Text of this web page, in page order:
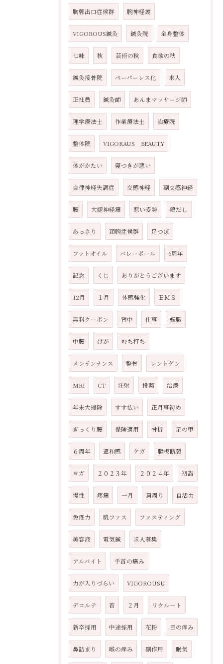
胸郭出口症候群 腕神経叢
VIGOROUS鍼灸 鍼灸院 全身整体
七味 秋 芸術の秋 食欲の秋
鍼灸接骨院 ペーパーレス化 求人
正社員 鍼灸師 あんまマッサージ師
理学療法士 作業療法士 治療院
整体院 VIGORAUS BEAUTY
体がかたい 寝つきが悪い
自律神経失調症 交感神経 副交感神経
腰 大腿神経痛 悪い姿勢 鶏だし
あっさり 頚腕症候群 足つぼ
フットオイル バレーボール 6周年
記念 くじ ありがとうございます
12月 １月 体感強化 ＥＭＳ
無料クーポン 背中 仕事 転職
中腰 けが むち打ち
メンテンナンス 整骨 レントゲン
MRI CT 注射 投薬 治療
年末大掃除 すす払い 正月事初め
ぎっくり腰 保険適用 骨折 足の甲
６周年 違和感 ケガ 腱板断裂
ヨガ ２０２３年 ２０２４年 初詣
慢性 疼痛 一月 肩周り 自活力
免疫力 肌ファス ファスティング
美容液 電気鍼 求人募集
アルバイト 手首の痛み
力が入りづらい VIGOROUSU
デコルテ 首 ２月 リクルート
新卒採用 中途採用 花粉 目の痒み
鼻詰まり 喉の痒み 副作用 眠気